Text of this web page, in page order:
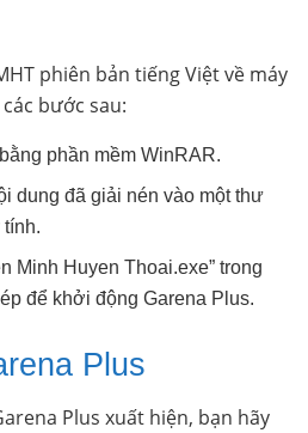
phiên bản tiếng Việt về máy
bước sau:
phần mềm WinRAR.
dung đã giải nén vào một thư
tính.
Minh Huyen Thoai.exe” trong
để khởi động Garena Plus.
Plus
Plus xuất hiện, bạn hãy